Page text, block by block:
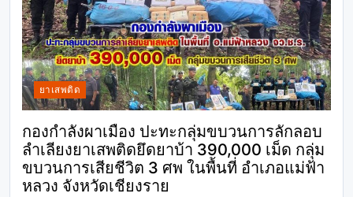
ยาเสพติด
กองกำลังผาเมือง ปะทะกลุ่มขบวนการลักลอบ
ลำเลียงยาเสพติดยึดยาบ้า 390,000 เม็ด กลุ่ม
ขบวนการเสียชีวิต 3 ศพ ในพื้นที่ อำเภอแม่ฟ้า
หลวง จังหวัดเชียงราย